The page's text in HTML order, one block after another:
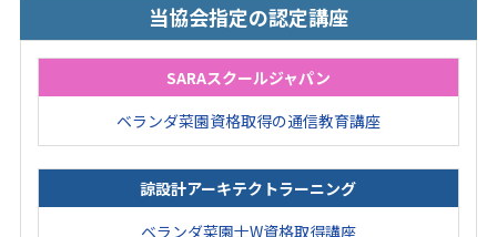
当協会指定の認定講座
SARAスクールジャパン
ベランダ菜園資格取得の通信教育講座
諒設計アーキテクトラーニング
ベランダ菜園士W資格取得講座